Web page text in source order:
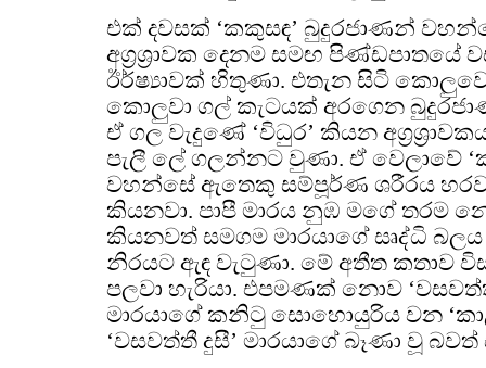
එක් දවසක් ‘කකුසඳ’ බුදුරජාණන්
අග්‍රශ්‍රාවක දෙනම සමඟ පිණ්ඩපාතයේ
ඊර්ෂ්‍යාවක් හිතුණා. එතැන සිටි
කොලුවා ගල් කැටයක් අරගෙන
ඒ ගල වැදුණේ ‘විධුර’ කියන
පැලී ලේ ගලන්නට වුණා. ඒ වෙලාවේ
වහන්සේ ඇතෙකු සම්පූර්ණ ශරීරය
කියනවා. පාපී මාරය නුඹ මගේ තරම
කියනවත් සමගම මාරයාගේ සෘද්ධි
නිරයට ඇඳ වැටුණා. මේ අතීත කතාව
පලවා හැරියා. එපමණක් නොව
මාරයාගේ කනිටු සොහොයුරිය වන
‘වසවත්තී දුසී’ මාරයාගේ බෑණා වූ